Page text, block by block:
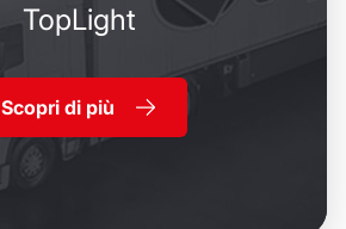
TopLight
Scopri di più